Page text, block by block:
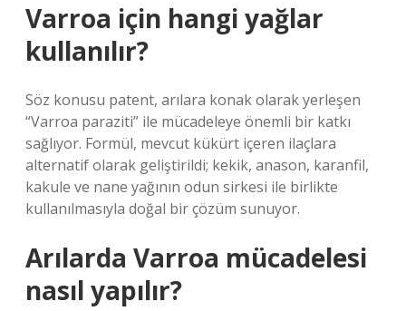
Varroa için hangi yağlar
kullanılır?
Söz konusu patent, arılara konak olarak yerleşen
“Varroa paraziti” ile mücadeleye önemli bir katkı
sağlıyor. Formül, mevcut kükürt içeren ilaçlara
alternatif olarak geliştirildi; kekik, anason, karanfil,
kakule ve nane yağının odun sirkesi ile birlikte
kullanılmasıyla doğal bir çözüm sunuyor.
Arılarda Varroa mücadelesi
nasıl yapılır?